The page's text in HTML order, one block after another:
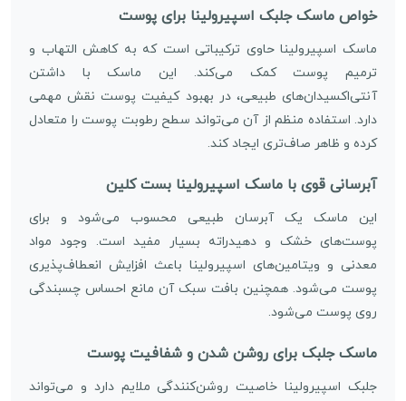
خواص ماسک جلبک اسپیرولینا برای پوست
ماسک اسپیرولینا حاوی ترکیباتی است که به کاهش التهاب و
ترمیم پوست کمک می‌کند. این ماسک با داشتن
آنتی‌اکسیدان‌های طبیعی، در بهبود کیفیت پوست نقش مهمی
دارد. استفاده منظم از آن می‌تواند سطح رطوبت پوست را متعادل
کرده و ظاهر صاف‌تری ایجاد کند.
آبرسانی قوی با ماسک اسپیرولینا بست کلین
این ماسک یک آبرسان طبیعی محسوب می‌شود و برای
پوست‌های خشک و دهیدراته بسیار مفید است. وجود مواد
معدنی و ویتامین‌های اسپیرولینا باعث افزایش انعطاف‌پذیری
پوست می‌شود. همچنین بافت سبک آن مانع احساس چسبندگی
روی پوست می‌شود.
ماسک جلبک برای روشن شدن و شفافیت پوست
جلبک اسپیرولینا خاصیت روشن‌کنندگی ملایم دارد و می‌تواند